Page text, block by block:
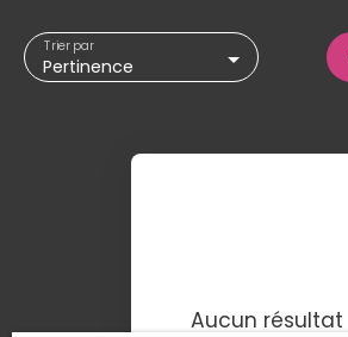
Pertinence
Trier par
Aucun résultat